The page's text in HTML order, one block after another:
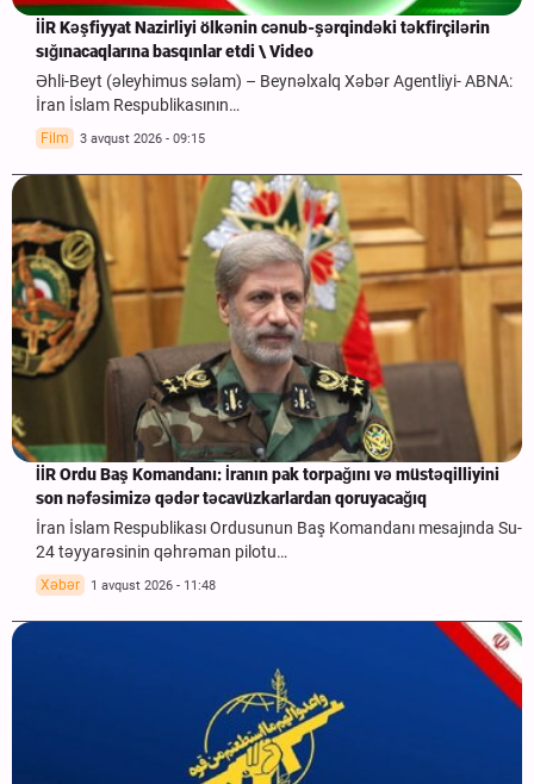
İİR Kəşfiyyat Nazirliyi ölkənin cənub-şərqindəki təkfirçilərin
sığınacaqlarına basqınlar etdi \ Video
Əhli-Beyt (əleyhimus səlam) – Beynəlxalq Xəbər Agentliyi- ABNA:
İran İslam Respublikasının…
Film 3 avqust 2026 - 09:15
İİR Ordu Baş Komandanı: İranın pak torpağını və müstəqilliyini
son nəfəsimizə qədər təcavüzkarlardan qoruyacağıq
İran İslam Respublikası Ordusunun Baş Komandanı mesajında Su-
24 təyyarəsinin qəhrəman pilotu…
Xəbər 1 avqust 2026 - 11:48